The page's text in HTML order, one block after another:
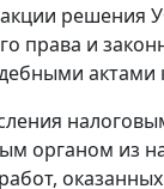
решения
права и
актами
органом из